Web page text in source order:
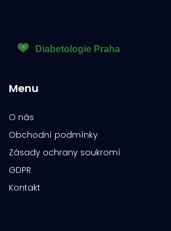
Menu
O nás
Obchodní podmínky
Zásady ochrany soukromí
GDPR
Kontakt